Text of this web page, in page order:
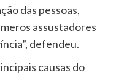
das pessoas,
assustadores
defendeu.
causas do